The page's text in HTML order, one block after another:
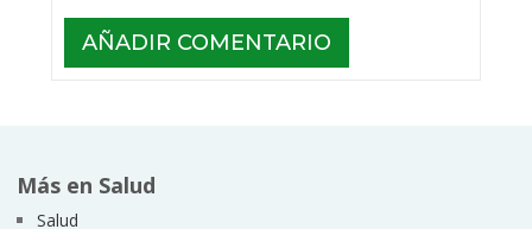
Más en Salud
Salud